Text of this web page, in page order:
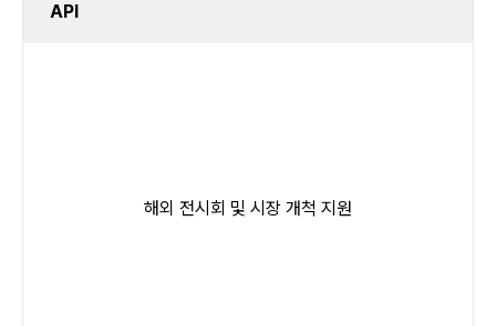
API
해외 전시회 및 시장 개척 지원